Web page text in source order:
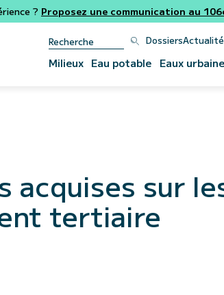
? Proposez une communication au
Dossiers
Milieux Eau potable Eaux
acquises sur
tertiaire